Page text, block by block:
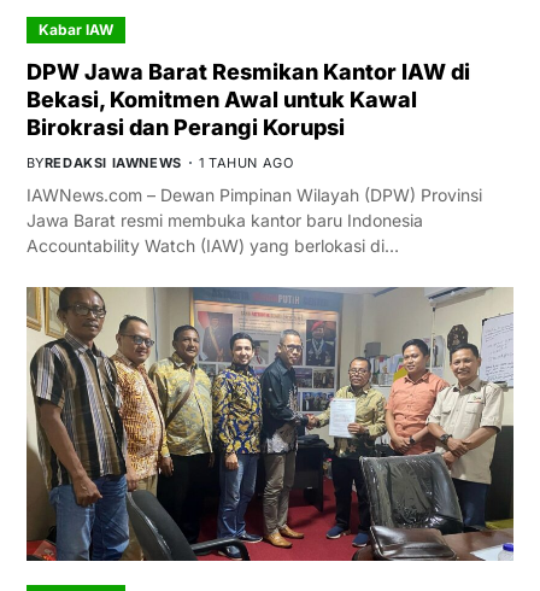
Kabar IAW
DPW Jawa Barat Resmikan Kantor IAW di
Bekasi, Komitmen Awal untuk Kawal
Birokrasi dan Perangi Korupsi
BYREDAKSI IAWNEWS 1 TAHUN AGO
IAWNews.com – Dewan Pimpinan Wilayah (DPW) Provinsi
Jawa Barat resmi membuka kantor baru Indonesia
Accountability Watch (IAW) yang berlokasi di…